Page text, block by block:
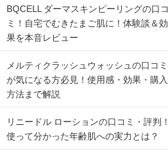
BQCELL ダーマスキンピーリングの口コ
ミ！自宅でむきたまご肌に！体験談＆効
果を本音レビュー
メルティクラッシュウォッシュの口コミ
が気になる方必見！使用感・効果・購入
方法まで解説
リニードル ローションの口コミ・評判！
使って分かった年齢肌への実力とは？